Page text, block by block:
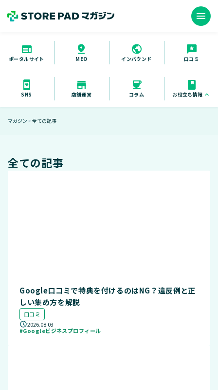
ポータルサイト MEO インバウンド 口コミ
SNS 店舗運営 コラム お役立ち情報 keyboard_arrow_up
menu
マガジン ＞ 全ての記事
全ての記事
Google口コミで特典を付けるのはNG？違反例と正
しい集め方を解説
口コミ
2026.08.03
#Googleビジネスプロフィール